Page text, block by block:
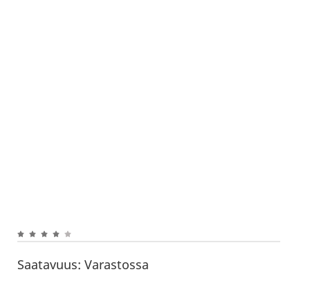
Saatavuus: Varastossa